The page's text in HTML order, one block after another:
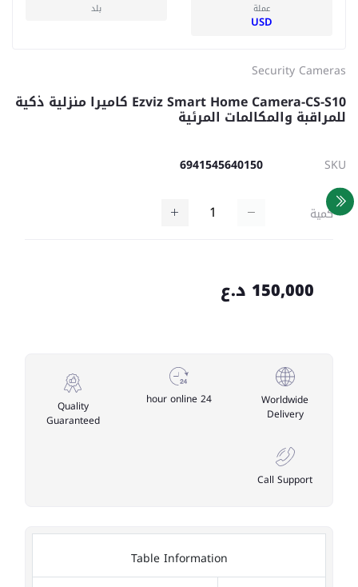
عملة
USD
بلد
Security Cameras
Ezviz Smart Home Camera-CS-S10 كاميرا منزلية ذكية
للمراقبة والمكالمات المرئية
SKU
6941545640150
كمية
150,000 د.ع
Worldwide
Delivery
24 hour online
Quality
Guaranteed
Call Support
Table Information